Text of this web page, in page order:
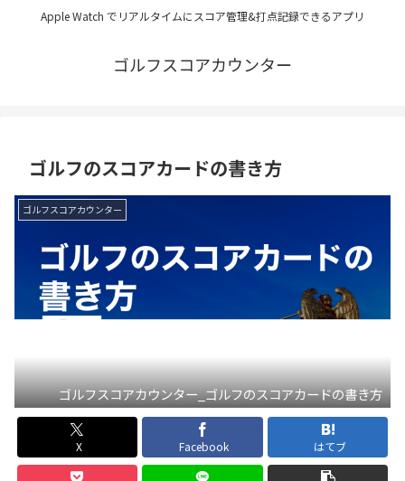
Apple Watch でリアルタイムにスコア管理&打点記録できるアプリ
ゴルフスコアカウンター
ゴルフのスコアカードの書き方
ゴルフスコアカウンター
ゴルフスコアカウンター_ゴルフのスコアカードの書き方
X Facebook はてブ